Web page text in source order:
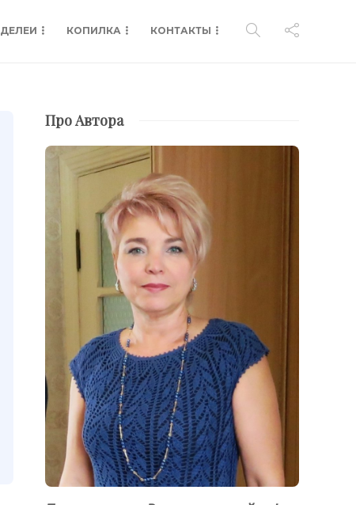
КОПИЛКА КОНТАКТЫ
Про Автора